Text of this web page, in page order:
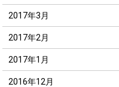
2017年3月
2017年2月
2017年1月
2016年12月